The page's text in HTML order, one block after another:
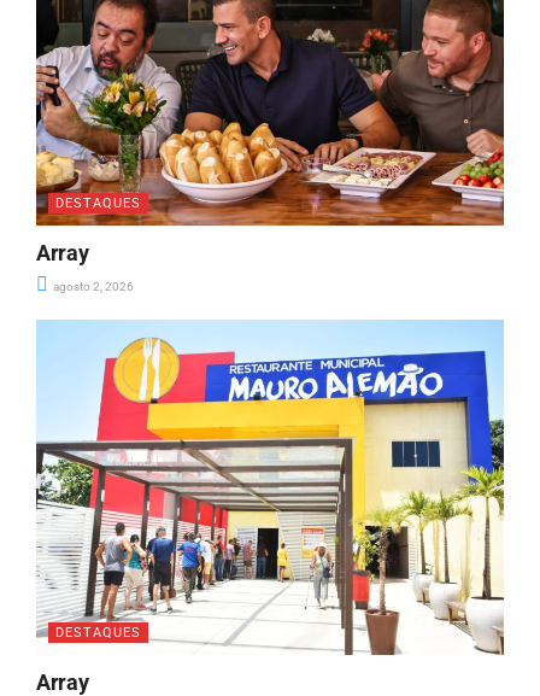
DESTAQUES
Array
agosto 2, 2026
DESTAQUES
Array